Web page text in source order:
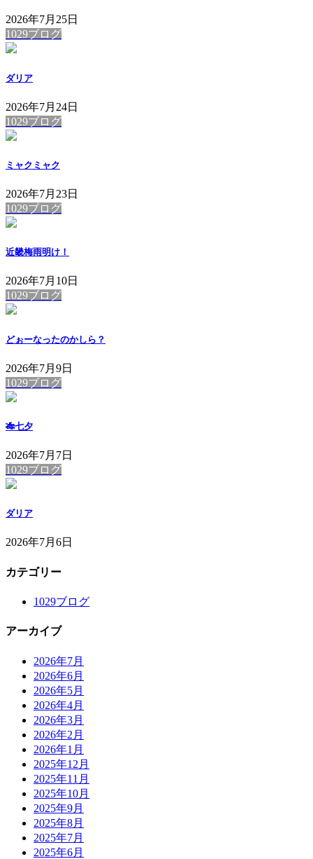
2026年7月25日
1029ブログ
ダリア
2026年7月24日
1029ブログ
ミャクミャク
2026年7月23日
1029ブログ
近畿梅雨明け！
2026年7月10日
1029ブログ
どぉーなったのかしら？
2026年7月9日
1029ブログ
🎋七夕
2026年7月7日
1029ブログ
ダリア
2026年7月6日
カテゴリー
1029ブログ
アーカイブ
2026年7月
2026年6月
2026年5月
2026年4月
2026年3月
2026年2月
2026年1月
2025年12月
2025年11月
2025年10月
2025年9月
2025年8月
2025年7月
2025年6月